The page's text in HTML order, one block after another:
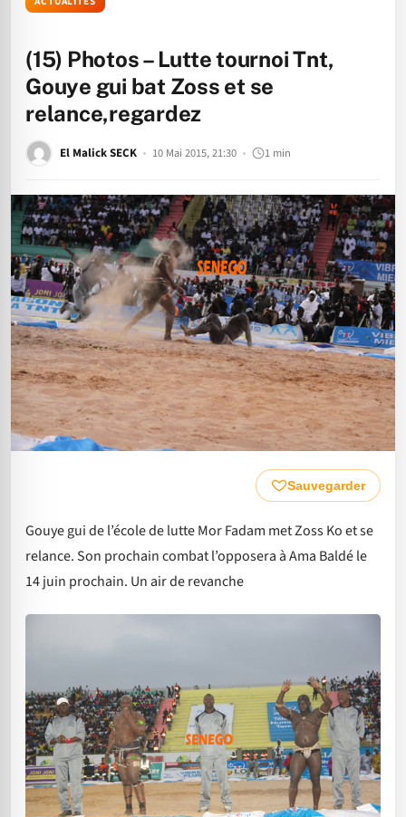
(15) Photos – Lutte tournoi Tnt,
Gouye gui bat Zoss et se
relance,regardez
El Malick SECK 10 Mai 2015, 21:30 1 min
Sauvegarder
Gouye gui de l’école de lutte Mor Fadam met Zoss Ko et se
relance. Son prochain combat l’opposera à Ama Baldé le
14 juin prochain. Un air de revanche